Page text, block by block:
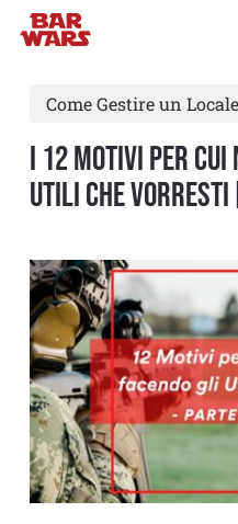
Skip
contentCome Gestire un Locale
I 12 MOTIVI PER CUI
UTILI CHE